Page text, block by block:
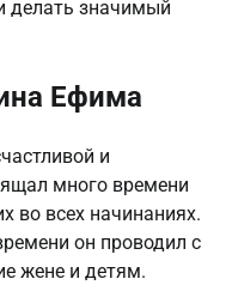
делать значимый
Ефима
и
много времени
во всех начинаниях.
он проводил с
жене и детям.